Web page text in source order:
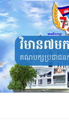
Skip
to
content
វិមាន៧មក
គណបក្សប្រជាជនក